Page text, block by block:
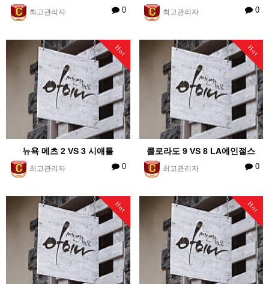
최고관리자 0 최고관리자 0
Hot
뉴욕 메츠 2 VS 3 시애틀
최고관리자 0
Hot
콜로라도 9 VS 8 LA에인절스
최고관리자 0
Hot Hot